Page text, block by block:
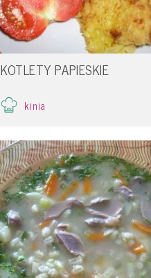
KOTLETY PAPIESKIE
kinia